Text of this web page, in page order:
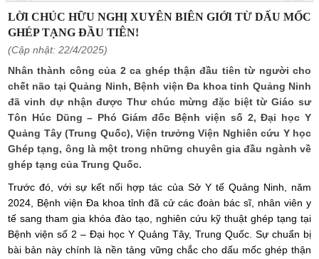
LỜI CHÚC HỮU NGHỊ XUYÊN BIÊN GIỚI TỪ DẤU MỐC
GHÉP TẠNG ĐẦU TIÊN!
(Cập nhật: 22/4/2025)
Nhân thành công của 2 ca ghép thận đầu tiên từ người cho
chết não tại Quảng Ninh, Bệnh viện Đa khoa tỉnh Quảng Ninh
đã vinh dự nhận được Thư chúc mừng đặc biệt từ Giáo sư
Tôn Húc Dũng – Phó Giám đốc Bệnh viện số 2, Đại học Y
Quảng Tây (Trung Quốc), Viện trưởng Viện Nghiên cứu Y học
Ghép tạng, ông là một trong những chuyên gia đầu ngành về
ghép tạng của Trung Quốc.
Trước đó, với sự kết nối hợp tác của Sở Y tế Quảng Ninh, năm
2024, Bệnh viện Đa khoa tỉnh đã cử các đoàn bác sĩ, nhân viên y
tế sang tham gia khóa đào tạo, nghiên cứu kỹ thuật ghép tạng tại
Bệnh viện số 2 – Đại học Y Quảng Tây, Trung Quốc. Sự chuẩn bị
bài bản này chính là nền tảng vững chắc cho dấu mốc ghép thận